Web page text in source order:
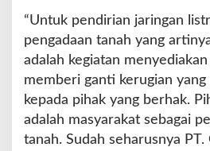
“Untuk pendirian jaringan
pengadaan tanah yang
adalah kegiatan
memberi ganti kerugian yang
kepada pihak yang berhak.
adalah masyarakat sebagai
tanah. Sudah seharusnya PT.